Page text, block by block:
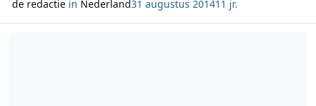
de redactiein Nederland31 augustus 201411 jr.